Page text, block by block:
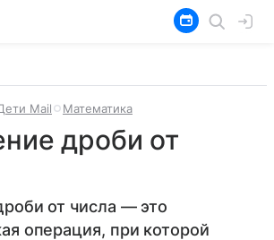
Mail Математика
дроби от
от числа — это
операция, при которой